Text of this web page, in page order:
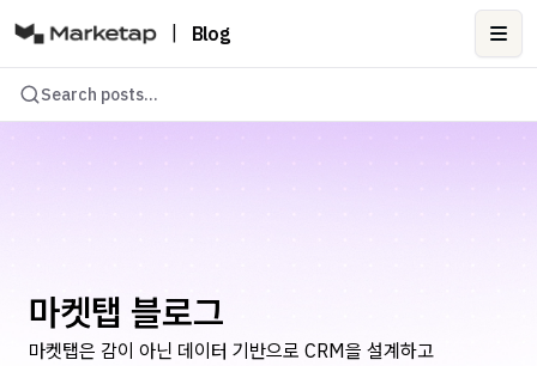
Blog
Search posts...
마켓탭 블로그
마켓탭은 감이 아닌 데이터 기반으로 CRM을 설계하고